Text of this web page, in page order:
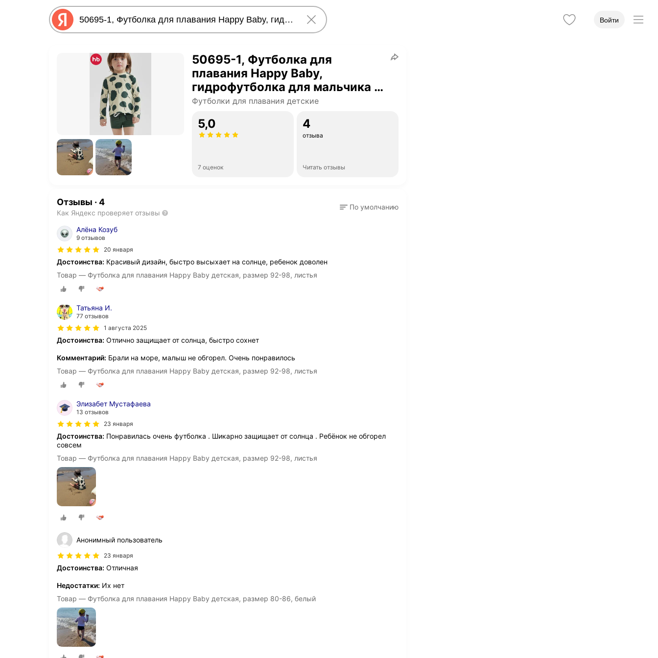
Войти
50695-1, Футболка для
плавания Happy Baby,
гидрофутболка для мальчика и
девочки, с длинным рукавом,
размер 92-98
Футболки для плавания детские
5,0
7 оценок
4
отзыва
Читать отзывы
Отзывы · 4
Как Яндекс проверяет отзывы
По умолчанию
Алёна Козуб
9 отзывов
20 января
Достоинства: Красивый дизайн, быстро высыхает на солнце, ребенок доволен
Товар — Футболка для плавания Happy Baby детская, размер 92-98, листья
Татьяна И.
77 отзывов
1 августа 2025
Достоинства: Отлично защищает от солнца, быстро сохнет
Комментарий: Брали на море, малыш не обгорел. Очень понравилось
Товар — Футболка для плавания Happy Baby детская, размер 92-98, листья
Элизабет Мустафаева
13 отзывов
23 января
Достоинства: Понравилась очень футболка . Шикарно защищает от солнца . Ребёнок не обгорел
совсем
Товар — Футболка для плавания Happy Baby детская, размер 92-98, листья
Анонимный пользователь
23 января
Достоинства: Отличная
Недостатки: Их нет
Товар — Футболка для плавания Happy Baby детская, размер 80-86, белый